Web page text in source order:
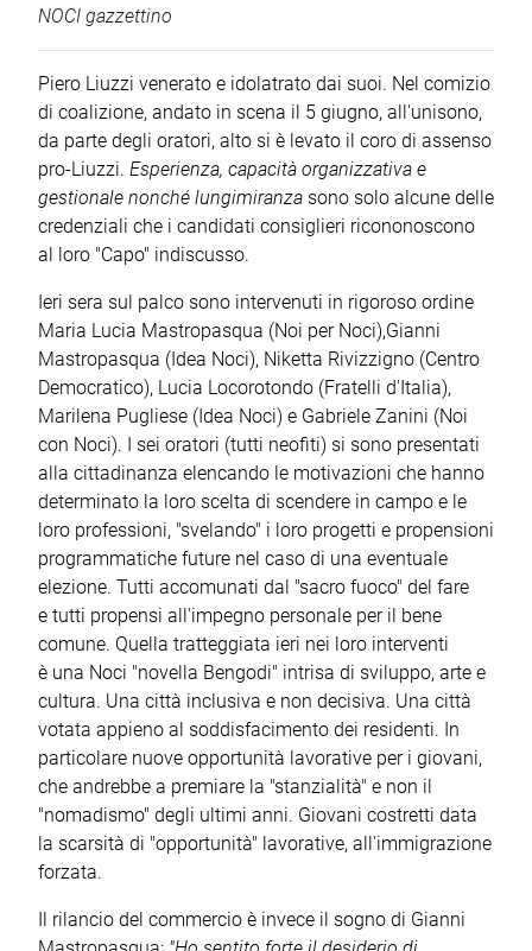
NOCI gazzettino
Piero Liuzzi venerato e idolatrato dai suoi. Nel comizio
di coalizione, andato in scena il 5 giugno, all'unisono,
da parte degli oratori, alto si è levato il coro di assenso
pro-Liuzzi. Esperienza, capacità organizzativa e
gestionale nonché lungimiranza sono solo alcune delle
credenziali che i candidati consiglieri ricononoscono
al loro "Capo" indiscusso.
Ieri sera sul palco sono intervenuti in rigoroso ordine
Maria Lucia Mastropasqua (Noi per Noci),Gianni
Mastropasqua (Idea Noci), Niketta Rivizzigno (Centro
Democratico), Lucia Locorotondo (Fratelli d'Italia),
Marilena Pugliese (Idea Noci) e Gabriele Zanini (Noi
con Noci). I sei oratori (tutti neofiti) si sono presentati
alla cittadinanza elencando le motivazioni che hanno
determinato la loro scelta di scendere in campo e le
loro professioni, "svelando" i loro progetti e propensioni
programmatiche future nel caso di una eventuale
elezione. Tutti accomunati dal "sacro fuoco" del fare
e tutti propensi all'impegno personale per il bene
comune. Quella tratteggiata ieri nei loro interventi
è una Noci "novella Bengodi" intrisa di sviluppo, arte e
cultura. Una città inclusiva e non decisiva. Una città
votata appieno al soddisfacimento dei residenti. In
particolare nuove opportunità lavorative per i giovani,
che andrebbe a premiare la "stanzialità" e non il
"nomadismo" degli ultimi anni. Giovani costretti data
la scarsità di "opportunità" lavorative, all'immigrazione
forzata.
Il rilancio del commercio è invece il sogno di Gianni